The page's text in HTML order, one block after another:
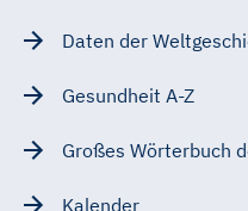
Daten der
Gesundheit A-Z
Großes Wörterbuch
Kalender